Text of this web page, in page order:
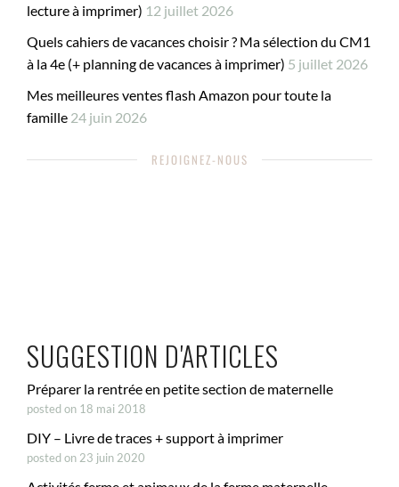
lecture à imprimer) 12 juillet 2026
Quels cahiers de vacances choisir ? Ma sélection du CM1
à la 4e (+ planning de vacances à imprimer) 5 juillet 2026
Mes meilleures ventes flash Amazon pour toute la
famille 24 juin 2026
REJOIGNEZ-NOUS
SUGGESTION D'ARTICLES
Préparer la rentrée en petite section de maternelle
posted on 18 mai 2018
DIY – Livre de traces + support à imprimer
posted on 23 juin 2020